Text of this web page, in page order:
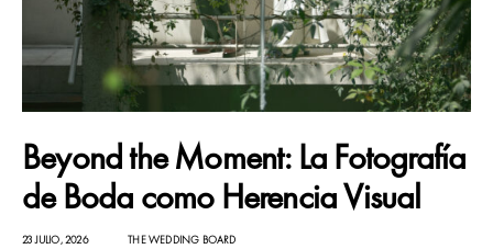
Beyond the Moment: La Fotografía
de Boda como Herencia Visual
23 JULIO, 2026 THE WEDDING BOARD